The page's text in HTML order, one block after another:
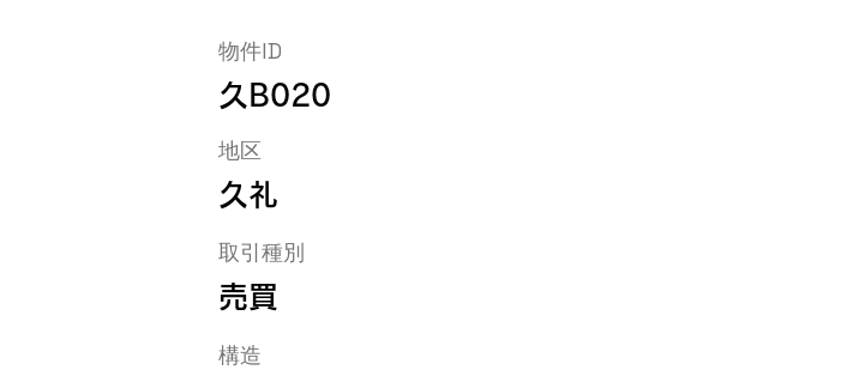
物件ID
久B020
地区
久礼
取引種別
売買
構造